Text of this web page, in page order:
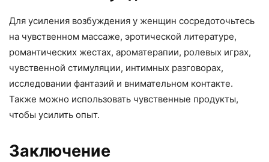
Для усиления возбуждения у женщин сосредоточьтесь
на чувственном массаже, эротической литературе,
романтических жестах, ароматерапии, ролевых играх,
чувственной стимуляции, интимных разговорах,
исследовании фантазий и внимательном контакте.
Также можно использовать чувственные продукты,
чтобы усилить опыт.
Заключение